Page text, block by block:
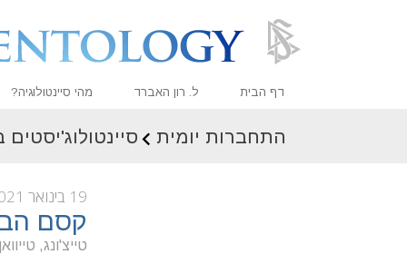
דף הבית ל. רון האברד מהי סיינטולוגיה?
אמונות ועיסוק
מה סיינטולוגים
פגוש סיינטולוג
התחברות יומית סיינטולוג'יסטים
19 בינואר 2021
קסם
טייצ'ונג, טייוואן